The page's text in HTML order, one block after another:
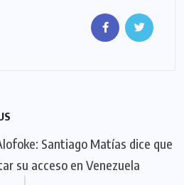
Santiago Matías dice que
su acceso en Venezuela